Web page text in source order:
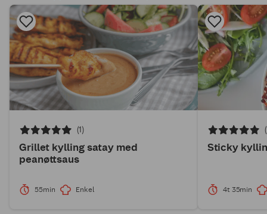
(1)
Grillet kylling satay med
peanøttsaus
55min Enkel
Sticky
4t 35min